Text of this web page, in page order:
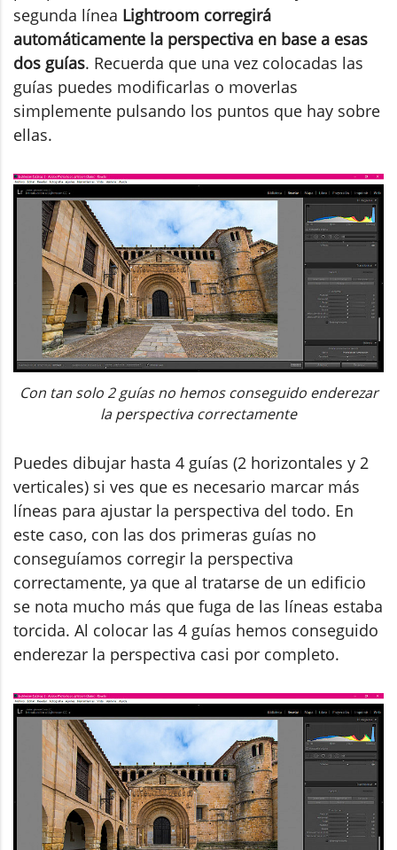
segunda línea Lightroom corregirá
automáticamente la perspectiva en base a esas
dos guías. Recuerda que una vez colocadas las
guías puedes modificarlas o moverlas
simplemente pulsando los puntos que hay sobre
ellas.
Con tan solo 2 guías no hemos conseguido enderezar
la perspectiva correctamente
Puedes dibujar hasta 4 guías (2 horizontales y 2
verticales) si ves que es necesario marcar más
líneas para ajustar la perspectiva del todo. En
este caso, con las dos primeras guías no
conseguíamos corregir la perspectiva
correctamente, ya que al tratarse de un edificio
se nota mucho más que fuga de las líneas estaba
torcida. Al colocar las 4 guías hemos conseguido
enderezar la perspectiva casi por completo.